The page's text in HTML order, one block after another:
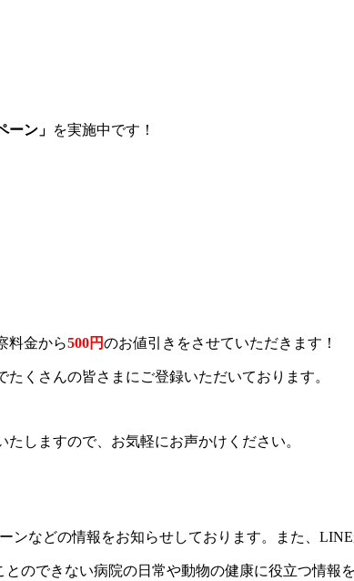
ーン」 を実施中です！
料金から500円のお値引きをさせていただきます！
くさんの皆さまにご登録いただいております。
しますので、お気軽にお声かけください。
ンなどの情報をお知らせしております。また、
のできない病院の日常や動物の健康に役立つ情報